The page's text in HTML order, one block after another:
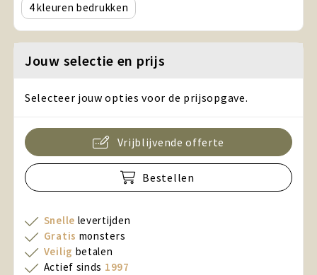
4
Jouw selectie en prijs
Selecteer jouw opties voor de prijsopgave.
Vrijblijvende offerte
Bestellen
Snelle levertijden
Gratis monsters
Veilig betalen
Actief sinds 1997